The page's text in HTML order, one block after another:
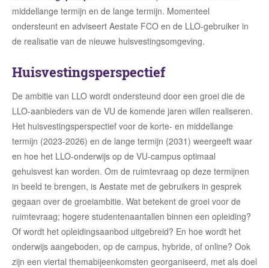
middellange termijn en de lange termijn. Momenteel
ondersteunt en adviseert Aestate FCO en de LLO-gebruiker in
de realisatie van de nieuwe huisvestingsomgeving.
Huisvestingsperspectief
De ambitie van LLO wordt ondersteund door een groei die de
LLO-aanbieders van de VU de komende jaren willen realiseren.
Het huisvestingsperspectief voor de korte- en middellange
termijn (2023-2026) en de lange termijn (2031) weergeeft waar
en hoe het LLO-onderwijs op de VU-campus optimaal
gehuisvest kan worden. Om de ruimtevraag op deze termijnen
in beeld te brengen, is Aestate met de gebruikers in gesprek
gegaan over de groeiambitie. Wat betekent de groei voor de
ruimtevraag; hogere studentenaantallen binnen een opleiding?
Of wordt het opleidingsaanbod uitgebreid? En hoe wordt het
onderwijs aangeboden, op de campus, hybride, of online? Ook
zijn een viertal themabijeenkomsten georganiseerd, met als doel